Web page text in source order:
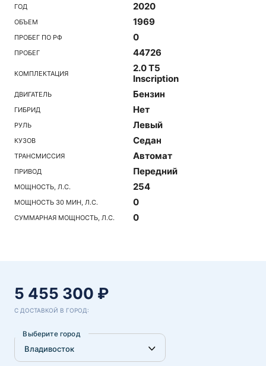
ГОД 2020
ОБЪЕМ 1969
ПРОБЕГ ПО РФ 0
ПРОБЕГ 44726
КОМПЛЕКТАЦИЯ
2.0 T5
Inscription
ДВИГАТЕЛЬ Бензин
ГИБРИД Нет
РУЛЬ Левый
КУЗОВ Седан
ТРАНСМИССИЯ Автомат
ПРИВОД Передний
МОЩНОСТЬ, Л.С. 254
МОЩНОСТЬ 30 МИН, Л.С. 0
СУММАРНАЯ МОЩНОСТЬ, Л.С. 0
5 455 300 ₽
С ДОСТАВКОЙ В ГОРОД:
Выберите город